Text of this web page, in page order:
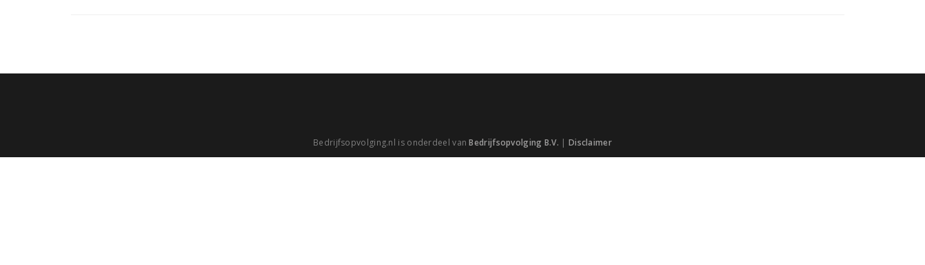
Bedrijfsopvolging.nl is onderdeel vanBedrijfsopvolging B.V. | Disclaimer